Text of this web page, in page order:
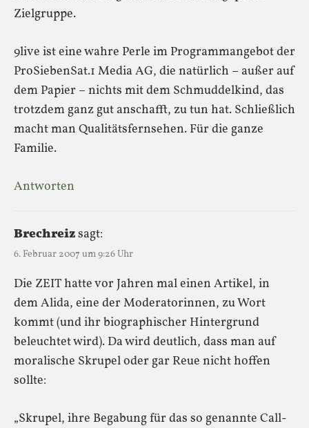
Zielgruppe.
9live ist eine wahre Perle im Programmangebot der
ProSiebenSat.1 Media AG, die natürlich – außer auf
dem Papier – nichts mit dem Schmuddelkind, das
trotzdem ganz gut anschafft, zu tun hat. Schließlich
macht man Qualitätsfernsehen. Für die ganze
Familie.
Antworten
Brechreizsagt:
6. Februar 2007 um 9:26 Uhr
Die ZEIT hatte vor Jahren mal einen Artikel, in
dem Alida, eine der Moderatorinnen, zu Wort
kommt (und ihr biographischer Hintergrund
beleuchtet wird). Da wird deutlich, dass man auf
moralische Skrupel oder gar Reue nicht hoffen
sollte:
„Skrupel, ihre Begabung für das so genannte Call-